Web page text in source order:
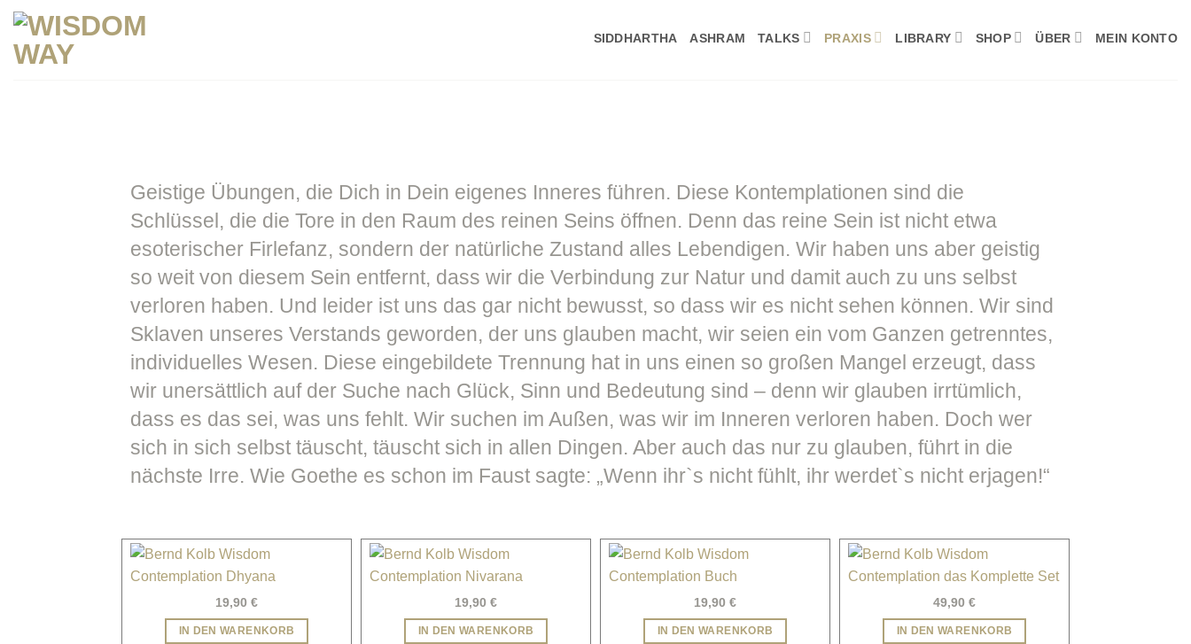
Zum
Inhalt
springen
SIDDHARTHA ASHRAM TALKS PRAXIS LIBRARY SHOP ÜBER MEIN KONTO
Geistige Übungen, die Dich in Dein eigenes Inneres führen. Diese Kontemplationen sind die
Schlüssel, die die Tore in den Raum des reinen Seins öffnen. Denn das reine Sein ist nicht etwa
esoterischer Firlefanz, sondern der natürliche Zustand alles Lebendigen. Wir haben uns aber geistig
so weit von diesem Sein entfernt, dass wir die Verbindung zur Natur und damit auch zu uns selbst
verloren haben. Und leider ist uns das gar nicht bewusst, so dass wir es nicht sehen können. Wir sind
Sklaven unseres Verstands geworden, der uns glauben macht, wir seien ein vom Ganzen getrenntes,
individuelles Wesen. Diese eingebildete Trennung hat in uns einen so großen Mangel erzeugt, dass
wir unersättlich auf der Suche nach Glück, Sinn und Bedeutung sind – denn wir glauben irrtümlich,
dass es das sei, was uns fehlt. Wir suchen im Außen, was wir im Inneren verloren haben. Doch wer
sich in sich selbst täuscht, täuscht sich in allen Dingen. Aber auch das nur zu glauben, führt in die
nächste Irre. Wie Goethe es schon im Faust sagte: „Wenn ihr`s nicht fühlt, ihr werdet`s nicht erjagen!“
19,90 €
IN DEN WARENKORB
19,90 €
IN DEN WARENKORB
19,90 €
IN DEN WARENKORB
49,90 €
IN DEN WARENKORB